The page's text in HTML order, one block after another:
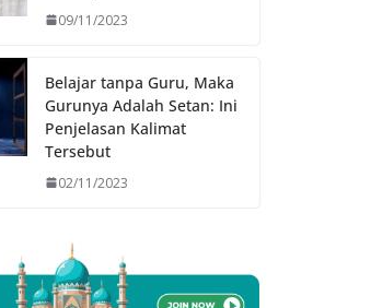
09/11/2023
Belajar tanpa Guru, Maka
Gurunya Adalah Setan: Ini
Penjelasan Kalimat
Tersebut
02/11/2023